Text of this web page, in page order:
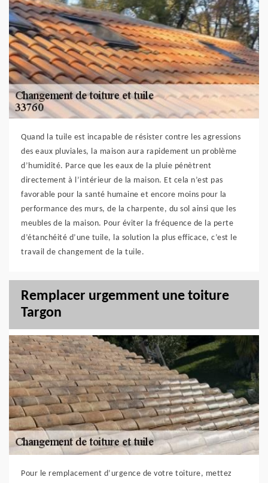
Quand la tuile est incapable de résister contre les agressions
des eaux pluviales, la maison aura rapidement un problème
d’humidité. Parce que les eaux de la pluie pénètrent
directement à l’intérieur de la maison. Et cela n’est pas
favorable pour la santé humaine et encore moins pour la
performance des murs, de la charpente, du sol ainsi que les
meubles de la maison. Pour éviter la fréquence de la perte
d’étanchéité d’une tuile, la solution la plus efficace, c’est le
travail de changement de la tuile.
Remplacer urgemment une toiture
Targon
Pour le remplacement d’urgence de votre toiture, mettez